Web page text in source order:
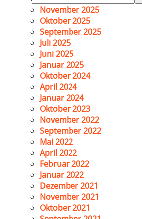
nach:
November 2025
Oktober 2025
September 2025
Juli 2025
Juni 2025
Januar 2025
Oktober 2024
April 2024
Januar 2024
Oktober 2023
November 2022
September 2022
Mai 2022
April 2022
Februar 2022
Januar 2022
Dezember 2021
November 2021
Oktober 2021